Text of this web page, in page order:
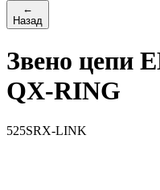
←
Назад
Звено цепи
QX-RING
525SRX-LINK